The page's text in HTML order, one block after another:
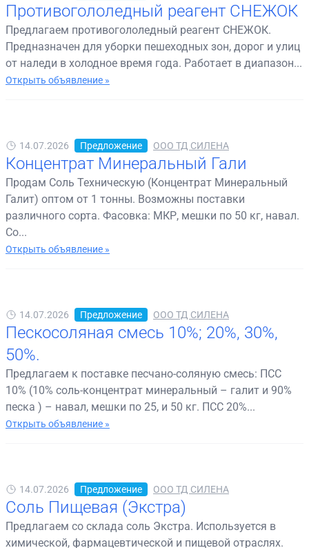
Противогололедный реагент СНЕЖОК
Предлагаем противогололедный реагент СНЕЖОК.
Предназначен для уборки пешеходных зон, дорог и улиц
от наледи в холодное время года. Работает в диапазон...
Открыть объявление »
14.07.2026 Предложение ООО ТД СИЛЕНА
Концентрат Минеральный Гали
Продам Соль Техническую (Концентрат Минеральный
Галит) оптом от 1 тонны. Возможны поставки
различного сорта. Фасовка: МКР, мешки по 50 кг, навал.
Со...
Открыть объявление »
14.07.2026 Предложение ООО ТД СИЛЕНА
Пескосоляная смесь 10%; 20%, 30%,
50%.
Предлагаем к поставке песчано-соляную смесь: ПСС
10% (10% соль-концентрат минеральный – галит и 90%
песка ) – навал, мешки по 25, и 50 кг. ПСС 20%...
Открыть объявление »
14.07.2026 Предложение ООО ТД СИЛЕНА
Соль Пищевая (Экстра)
Предлагаем со склада соль Экстра. Используется в
химической, фармацевтической и пищевой отраслях.